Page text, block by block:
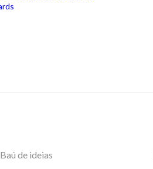
Baú de ideias